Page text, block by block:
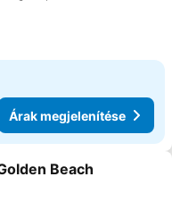
Árak megjelenítése
a kedvencekhez
Beach